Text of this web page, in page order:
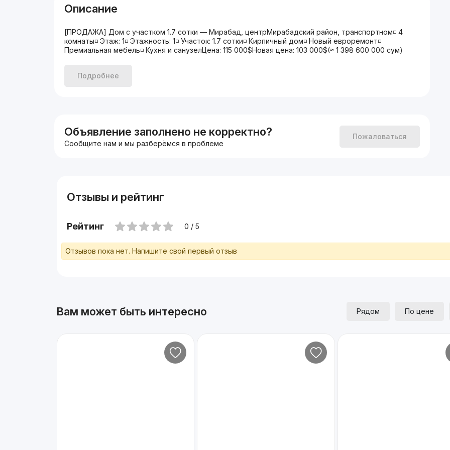
Описание
[ПРОДАЖА] Дом с участком 1.7 сотки — Мирабад, центрМирабадский район, транспортном◽️ 4
комнаты◽️ Этаж: 1◽️ Этажность: 1◽️ Участок: 1.7 сотки◽️ Кирпичный дом◽️ Новый евроремонт◽️
Премиальная мебель◽️ Кухня и санузелЦена: 115 000$Новая цена: 103 000$(≈ 1 398 600 000 сум)
Подробнее
Объявление заполнено не корректно?
Сообщите нам и мы разберёмся в проблеме
Пожаловаться
Отзывы и рейтинг
Рейтинг 0 / 5
Отзывов пока нет. Напишите свой первый отзыв
Вам может быть интересно Рядом По цене